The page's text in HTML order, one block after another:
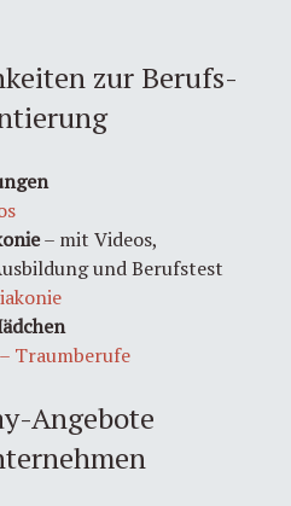
zur Berufs-
– mit Videos,
und Berufstest
Traumberufe
Angebote